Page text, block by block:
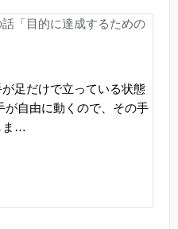
「目的に達成するための
足だけで立っている状態
が自由に動くので、その手
ま…